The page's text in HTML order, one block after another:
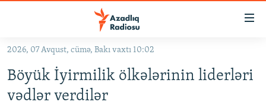
Əsas
qayıt
Əsas
#İZAHLA
2026, 07 Avqust, cümə, Bakı vaxtı 10:02
Böyük İyirmilik ölkələrinin liderləri
vədlər verdilər